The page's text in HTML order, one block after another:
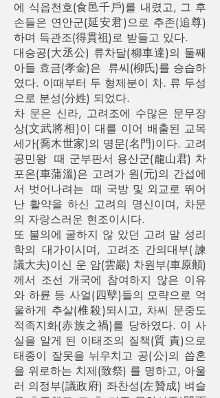
에 식읍천호(食邑千戶)를 내렸고, 그 후
손들은 연안군(延安君)으로 추존(追尊)
하며 득관조(得貫祖)로 받들고 있다.
대승공(大丞公) 류차달(柳車達)의 둘째
아들 효금(孝金)은 류씨(柳氏)를 승습하
였다. 이때부터 두 형제분이 차. 류 두성
으로 분성(分姓) 되었다.
차 문은 신라, 고려조에 수많은 문무장
상(文武將相)이 대를 이어 배출된 교목
세가(喬木世家)의 명문(名門)이다. 고려
공민왕 때 군부판서 용산군(龍山君) 차
포온(車蒲溫)은 고려가 원(元)의 간섭에
서 벗어나려는 때 국방 및 외교로 뛰어
난 활약을 하신 고려의 명신이며, 차문
의 자랑스러운 현조이시다.
또 불의에 굴하지 않 았던 고려 말 성리
학의 대가이시며, 고려조 간의대부(諫
議大夫)이신 운 암(雲巖) 차원부(車原頫)
께서 조선 개국에 참여하지 않은 이유
와 하륜 등 사얼(四孼)들의 모략으로 억
울하게 추살(椎殺)되시고, 차씨 문중도
적족지화(赤族之禍)를 당하였다. 이 사
실을 알게 된 이태조의 질책(質 責)으로
태종이 잘못을 뉘우치고 공(公)의 씁혼
을 위로하는 치제(致祭) 를 명하고, 아울
러 의정부(議政府) 좌찬성(左贊成) 벼슬